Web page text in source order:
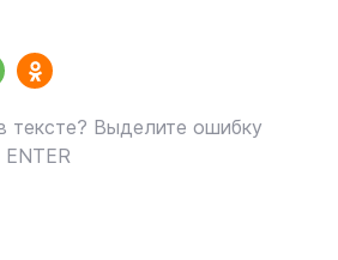
тексте? Выделите ошибку